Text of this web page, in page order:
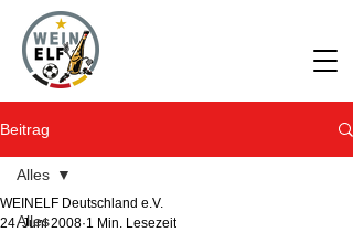
Beitrag
Alles
Alles
WEINELF Deutschland e.V.
24. Juni 2008 1 Min. Lesezeit